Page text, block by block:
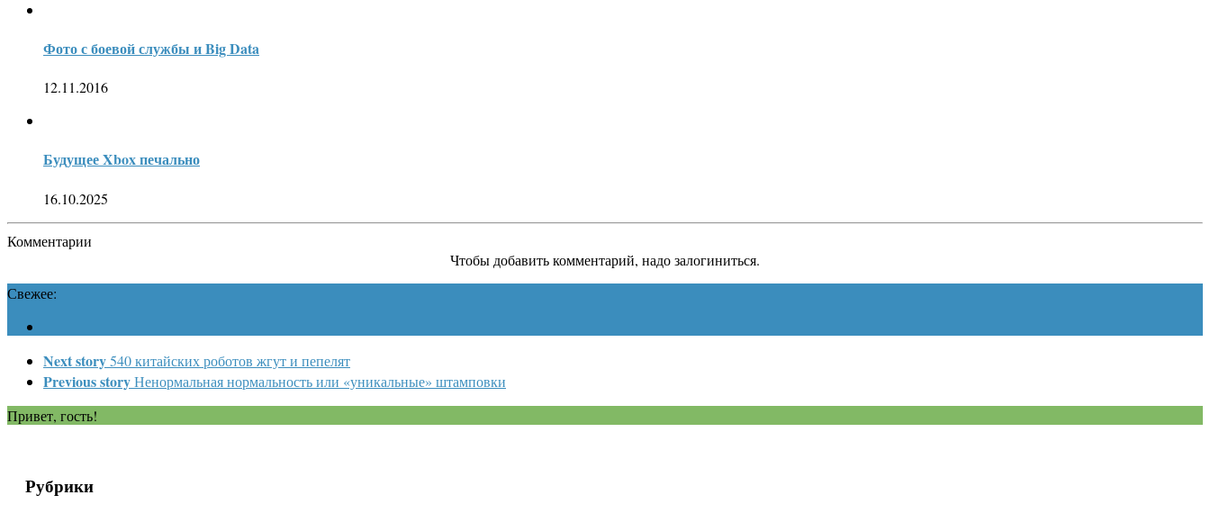
Фото с боевой службы и Big Data
12.11.2016
Будущее Xbox печально
16.10.2025
Комментарии
Чтобы добавить комментарий, надо залогиниться.
Свежее:
Next story540 китайских роботов жгут и пепелят
Previous storyНенормальная нормальность или «уникальные» штамповки
Привет, гость!
Рубрики